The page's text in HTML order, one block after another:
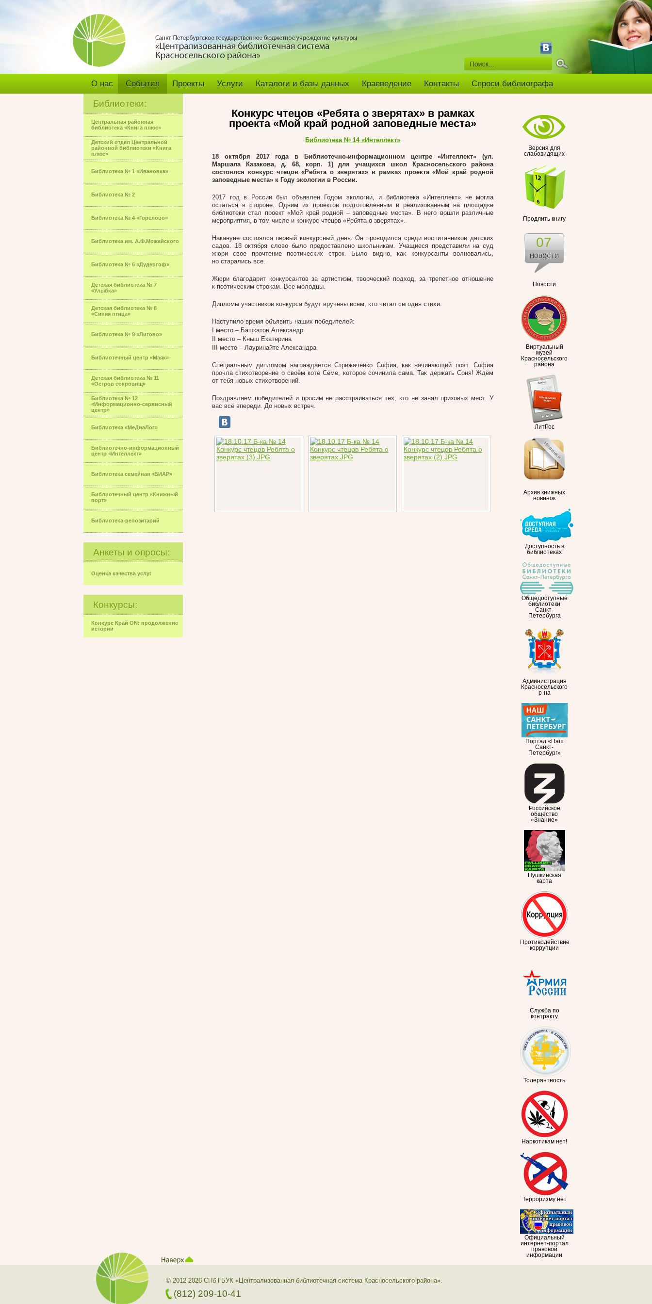
О нас События Проекты Услуги Каталоги и базы данных Краеведение Контакты Спроси библиографа
Библиотеки:
Центральная районная
библиотека «Книга плюс»
Детский отдел Центральной
районной библиотеки «Книга
плюс»
Библиотека № 1 «Ивановка»
Библиотека № 2
Библиотека № 4 «Горелово»
Библиотека им. А.Ф.Можайского
Библиотека № 6 «Дудергоф»
Детская библиотека № 7
«Улыбка»
Детская библиотека № 8
«Синяя птица»
Библиотека № 9 «Лигово»
Библиотечный центр «Маяк»
Детская библиотека № 11
«Остров сокровищ»
Библиотека № 12
«Информационно-сервисный
центр»
Библиотека «МеДиаЛог»
Библиотечно-информационный
центр «Интеллект»
Библиотека семейная «БИАР»
Библиотечный центр «Книжный
порт»
Библиотека-репозитарий
Анкеты и опросы:
Оценка качества услуг
Конкурсы:
Конкурс Край ON: продолжение
истории
Версия для
слабовидящих
Продлить книгу
Новости
07
Виртуальный
музей
Красносельского
района
ЛитРес
Архив книжных
новинок
Доступность в
библиотеках
Общедоступные
библиотеки
Санкт-
Петербурга
Администрация
Красносельского
р-на
Портал «Наш
Санкт-
Петербург»
Российское
общество
«Знание»
Пушкинская
карта
Противодействие
коррупции
Служба по
контракту
Толерантность
Наркотикам нет!
Терроризму нет
Официальный
интернет-портал
правовой
информации
Конкурс чтецов «Ребята о зверятах» в рамках
проекта «Мой край родной заповедные места»
Библиотека № 14 «Интеллект»
18 октября 2017 года в Библиотечно-информационном центре «Интеллект» (ул.
Маршала Казакова, д. 68, корп. 1) для учащихся школ Красносельского района
состоялся конкурс чтецов «Ребята о зверятах» в рамках проекта «Мой край родной
заповедные места» к Году экологии в России.
2017 год в России был объявлен Годом экологии, и библиотека «Интеллект» не могла
остаться в стороне. Одним из проектов подготовленным и реализованным на площадке
библиотеки стал проект «Мой край родной – заповедные места». В него вошли различные
мероприятия, в том числе и конкурс чтецов «Ребята о зверятах».
Накануне состоялся первый конкурсный день. Он проводился среди воспитанников детских
садов. 18 октября слово было предоставлено школьникам. Учащиеся представили на суд
жюри свое прочтение поэтических строк. Было видно, как конкурсанты волновались,
но старались все.
Жюри благодарит конкурсантов за артистизм, творческий подход, за трепетное отношение
к поэтическим строкам. Все молодцы.
Дипломы участников конкурса будут вручены всем, кто читал сегодня стихи.
Наступило время объявить наших победителей:
I место – Башкатов Александр
II место – Кныш Екатерина
III место – Лауринайте Александра
Специальным дипломом награждается Стрижаченко София, как начинающий поэт. София
прочла стихотворение о своём коте Сёме, которое сочинила сама. Так держать Соня! Ждём
от тебя новых стихотворений.
Поздравляем победителей и просим не расстраиваться тех, кто не занял призовых мест. У
вас всё впереди. До новых встреч.
© 2012-2026 СПб ГБУК «Централизованная библиотечная система Красносельского района».
(812) 209-10-41